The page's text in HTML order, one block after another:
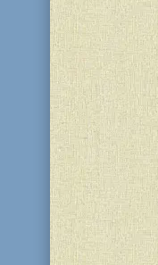
В чем
том, чтобы
нашей
ритуала,
Писания?
понимают
понимание
огромном...